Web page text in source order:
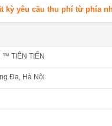
kỳ yêu cầu thu phí từ phía
™ TIÊN TIẾN
Đa, Hà Nội